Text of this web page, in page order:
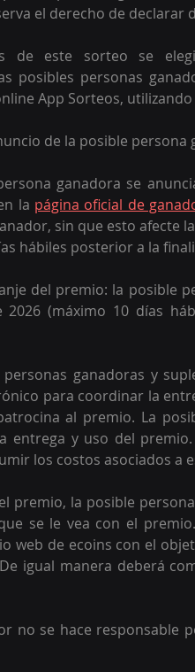
el derecho de
de este sorteo se
posibles personas
App Sorteos,
de la posible
ganadora se
la página oficial de
sin que esto afecte
hábiles posterior a la
del premio: la posible
2026 (máximo 10 días
personas ganadoras y
para coordinar la
al premio. La
entrega y uso del
los costos asociados a
premio, la posible
se le vea con el
web de ecoins con el
igual manera deberá
no se hace responsable